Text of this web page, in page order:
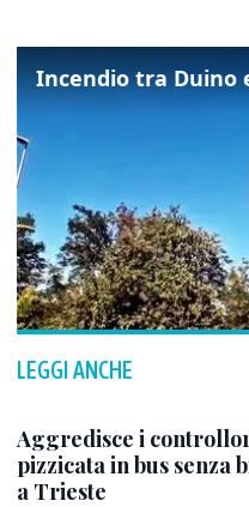
LEGGI ANCHE
Aggredisce i
pizzicata in bus senza
a Trieste